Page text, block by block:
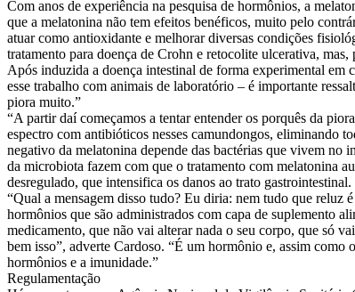
Com anos de experiência na pesquisa de hormônios, a
que a melatonina não tem efeitos benéficos, muito pelo
atuar como antioxidante e melhorar diversas condições
tratamento para doença de Crohn e retocolite ulcerativa,
Após induzida a doença intestinal de forma experimental em
esse trabalho com animais de laboratório – é importante
piora muito.”
“A partir daí começamos a tentar entender os porquês da
espectro com antibióticos nesses camundongos, eliminando
negativo da melatonina depende das bactérias que vivem no
da microbiota fazem com que o tratamento com melatonina
desregulado, que intensifica os danos ao trato gastrointestinal.
“Qual a mensagem disso tudo? Eu diria: nem tudo que reluz
hormônios que são administrados com capa de suplemento
medicamento, que não vai alterar nada o seu corpo, que só
bem isso”, adverte Cardoso. “É um hormônio e, assim
hormônios e a imunidade.”
Regulamentação